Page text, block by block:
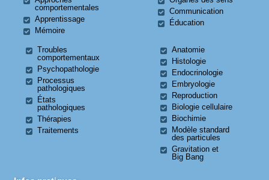
comportementales
Apprentissage
Mémoire
Communication
Éducation
Troubles
comportementaux
Psychopathologie
Processus
pathologiques
États
pathologiques
Thérapies
Traitements
Anatomie
Histologie
Endocrinologie
Embryologie
Reproduction
Biologie cellulaire
Biochimie
Modèle standard
des particules
Gravitation et
Big Bang